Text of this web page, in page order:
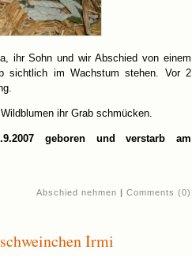
ihr Sohn und wir Abschied von einem
sichtlich im Wachstum stehen. Vor 2
ihr Grab schmücken.
geboren und verstarb am
Abschied nehmen | Comments (0)
Irmi